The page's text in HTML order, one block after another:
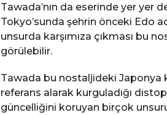
Tawada’nın da eserinde yer yer
Tokyo’sunda şehrin önceki Edo
unsurda karşımıza çıkması bu
görülebilir.
Tawada bu nostaljideki Japonya
referans alarak kurguladığı
güncelliğini koruyan birçok